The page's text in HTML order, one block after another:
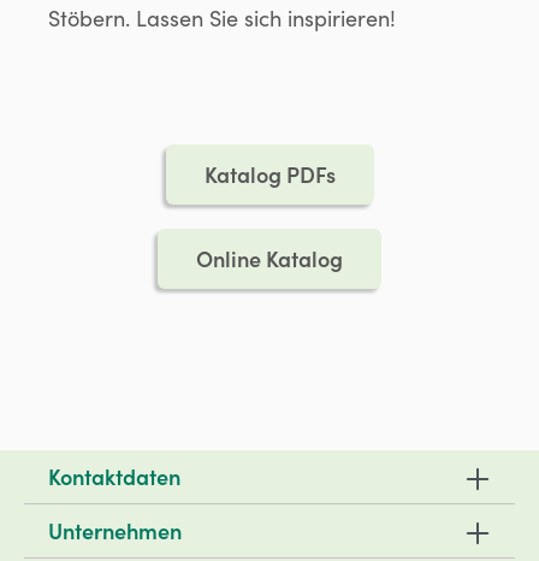
Stöbern. Lassen Sie sich inspirieren!
Katalog PDFs
Online Katalog
Kontaktdaten
Unternehmen